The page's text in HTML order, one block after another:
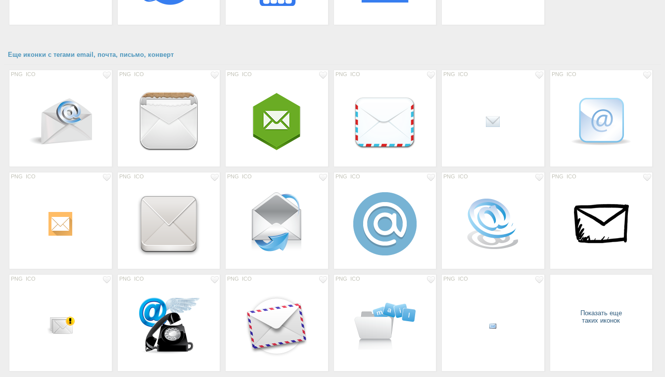
Еще иконки с тегами email, почта, письмо, конверт
PNG ICO PNG ICO PNG ICO PNG ICO PNG ICO PNG ICO
PNG ICO PNG ICO PNG ICO PNG ICO PNG ICO PNG ICO
PNG ICO PNG ICO PNG ICO PNG ICO PNG ICO
Показать еще
таких иконок